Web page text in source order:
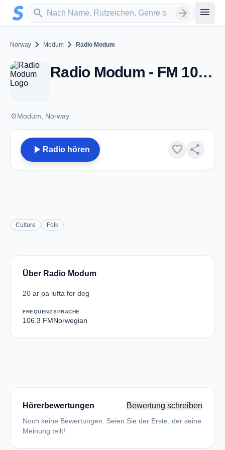
Zum Hauptinhalt springen
search
Sender suchen arrow_forward menu
Norway chevron_right Modum chevron_right Radio Modum
Radio Modum - FM 106.3 - Modum
placeModum, Norway
play_arrow Radio hören favorite share
Culture Folk
Über Radio Modum
20 ar pa lufta for deg
FREQUENZ
106.3 FM
SPRACHE
Norwegian
Hörerbewertungen Bewertung schreiben
Noch keine Bewertungen. Seien Sie der Erste, der seine
Meinung teilt!